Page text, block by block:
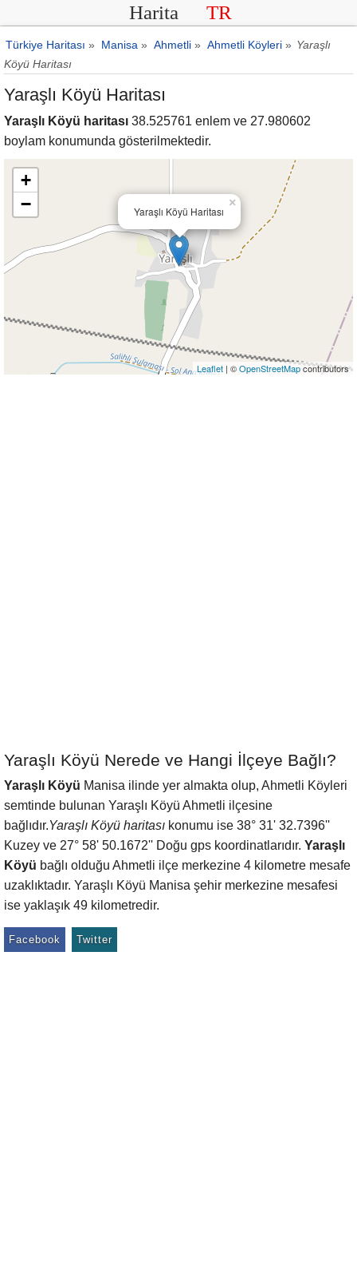
Harita TR
Türkiye Haritası » Manisa » Ahmetli » Ahmetli Köyleri » Yaraşlı
Köyü Haritası
Yaraşlı Köyü Haritası
Yaraşlı Köyü haritası 38.525761 enlem ve 27.980602
boylam konumunda gösterilmektedir.
Yaraşlı Köyü Haritası
×
+
−
Leaflet | ©OpenStreetMapcontributors
Yaraşlı Köyü Nerede ve Hangi İlçeye Bağlı?
Yaraşlı Köyü Manisa ilinde yer almakta olup, Ahmetli Köyleri
semtinde bulunan Yaraşlı Köyü Ahmetli ilçesine
bağlıdır.Yaraşlı Köyü haritası konumu ise 38° 31' 32.7396''
Kuzey ve 27° 58' 50.1672'' Doğu gps koordinatlarıdır. Yaraşlı
Köyü bağlı olduğu Ahmetli ilçe merkezine 4 kilometre mesafe
uzaklıktadır. Yaraşlı Köyü Manisa şehir merkezine mesafesi
ise yaklaşık 49 kilometredir.
Facebook Twitter